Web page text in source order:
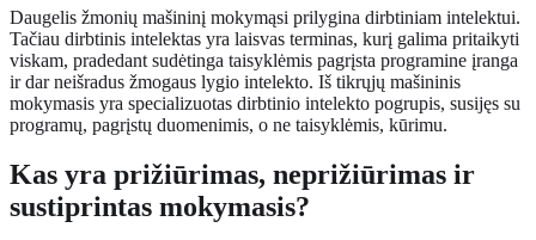
Daugelis žmonių mašininį mokymąsi prilygina dirbtiniam intelektui.
Tačiau dirbtinis intelektas yra laisvas terminas, kurį galima pritaikyti
viskam, pradedant sudėtinga taisyklėmis pagrįsta programine įranga
ir dar neišradus žmogaus lygio intelekto. Iš tikrųjų mašininis
mokymasis yra specializuotas dirbtinio intelekto pogrupis, susijęs su
programų, pagrįstų duomenimis, o ne taisyklėmis, kūrimu.
Kas yra prižiūrimas, neprižiūrimas ir
sustiprintas mokymasis?